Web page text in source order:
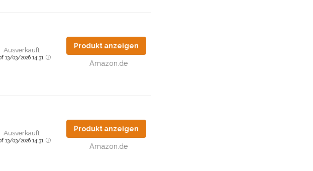
Ausverkauft
13/03/2026 14:31
Produkt anzeigen
Amazon.de
Ausverkauft
13/03/2026 14:31
Produkt anzeigen
Amazon.de